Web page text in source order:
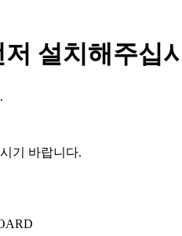
설치해주십
기 바랍니다.